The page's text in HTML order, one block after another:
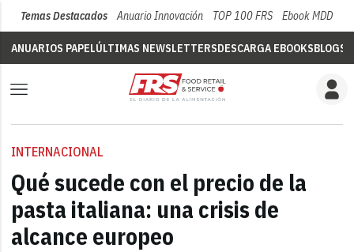
Temas Destacados Anuario Innovación TOP 100 FRS Ebook MDD
ANUARIOS PAPELÚLTIMAS NEWSLETTERSDESCARGA EBOOKSBLOGS
INTERNACIONAL
Qué sucede con el precio de la
pasta italiana: una crisis de
alcance europeo